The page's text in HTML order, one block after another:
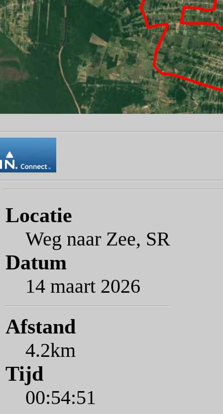
Locatie
Weg naar Zee, SR
Datum
14 maart 2026
Afstand
4.2km
Tijd
00:54:51